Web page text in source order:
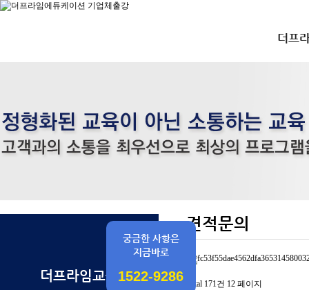
궁금한 사항은
지금바로
1522-9286
더프
더프라임교육
견적문의
Total 171건 12 페이지